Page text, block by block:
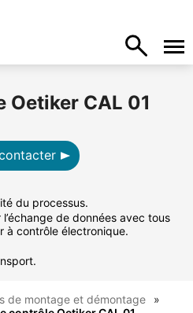
Oetiker CAL 01
du processus.
de données avec tous
à contrôle électronique.
de montage et démontage